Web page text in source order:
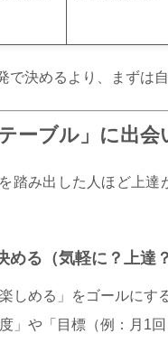
で決めるより、まずは
ーブル」に出
踏み出した人ほど上
める（気軽に？上達
しめる」をゴールにす
」や「目標（例：月1